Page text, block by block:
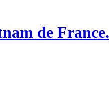
de France.